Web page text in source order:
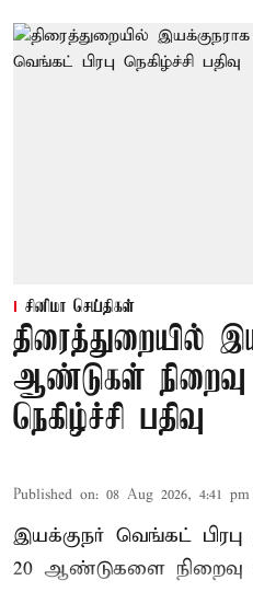
சினிமா செய்திகள்
திரைத்துறையில்
ஆண்டுகள் நிறைவு
நெகிழ்ச்சி பதிவு
Published on: 08 Aug 2026, 4:41 pm
இயக்குநர் வெங்கட்
20 ஆண்டுகளை நிறைவு